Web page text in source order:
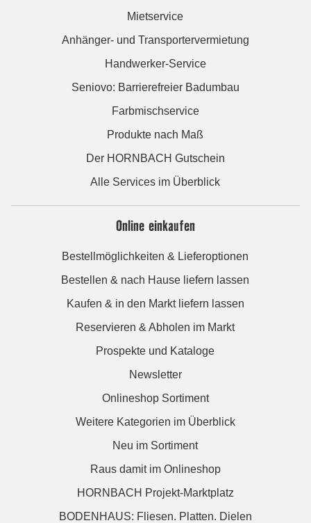
Mietservice
Anhänger- und Transportervermietung
Handwerker-Service
Seniovo: Barrierefreier Badumbau
Farbmischservice
Produkte nach Maß
Der HORNBACH Gutschein
Alle Services im Überblick
Online einkaufen
Bestellmöglichkeiten & Lieferoptionen
Bestellen & nach Hause liefern lassen
Kaufen & in den Markt liefern lassen
Reservieren & Abholen im Markt
Prospekte und Kataloge
Newsletter
Onlineshop Sortiment
Weitere Kategorien im Überblick
Neu im Sortiment
Raus damit im Onlineshop
HORNBACH Projekt-Marktplatz
BODENHAUS: Fliesen. Platten. Dielen